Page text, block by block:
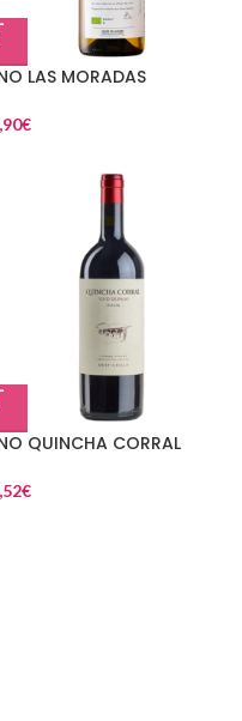
LAS MORADAS
€
QUINCHA CORRAL
€